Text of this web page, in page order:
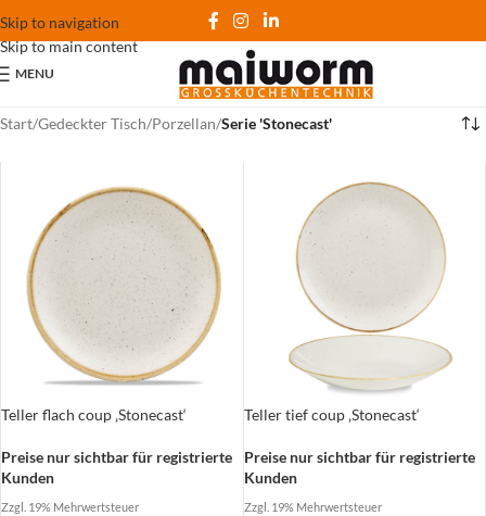
Skip to navigation
Skip to main content
MENU
Start/Gedeckter Tisch/Porzellan/Serie 'Stonecast'
Teller flach coup ‚Stonecast‘
Preise nur sichtbar für registrierte
Kunden
Zzgl. 19% Mehrwertsteuer
Teller tief coup ‚Stonecast‘
Preise nur sichtbar für registrierte
Kunden
Zzgl. 19% Mehrwertsteuer